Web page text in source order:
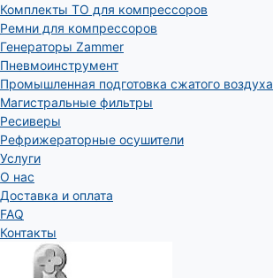
Комплекты ТО для компрессоров
Ремни для компрессоров
Генераторы Zammer
Пневмоинструмент
Промышленная подготовка сжатого воздуха
Магистральные фильтры
Ресиверы
Рефрижераторные осушители
Услуги
О нас
Доставка и оплата
FAQ
Контакты